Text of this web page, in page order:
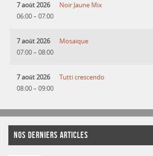
7 août 2026
06:00– 07:00
Noir Jaune Mix
7 août 2026
07:00– 08:00
Mosaique
7 août 2026
08:00– 09:00
Tutti crescendo
NOS DERNIERS ARTICLES